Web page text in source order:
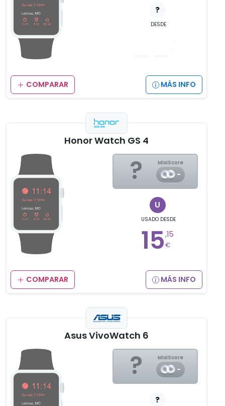
?
DESDE
COMPARAR MÁS INFO
Honor Watch GS 4
? MixiScore
-
U
USADO DESDE
15,15
€
COMPARAR MÁS INFO
Asus VivoWatch 6
? MixiScore
-
?